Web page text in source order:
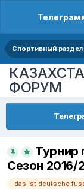
Спортивный раздел
ФОРУМ
Турнир
Сезон 2016/
das ist deutsche